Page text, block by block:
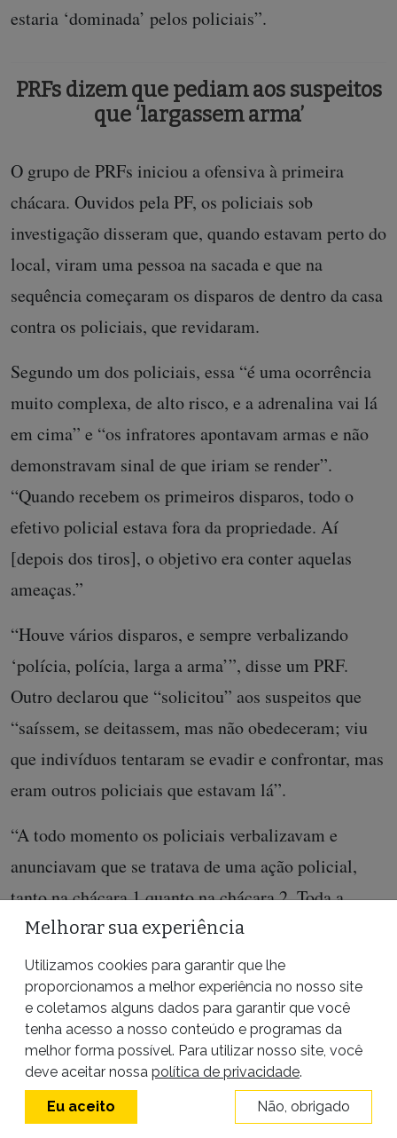
estaria ‘dominada’ pelos policiais”.
PRFs dizem que pediam aos suspeitos
que ‘largassem arma’
O grupo de PRFs iniciou a ofensiva à primeira
chácara. Ouvidos pela PF, os policiais sob
investigação disseram que, quando estavam perto do
local, viram uma pessoa na sacada e que na
sequência começaram os disparos de dentro da casa
contra os policiais, que revidaram.
Segundo um dos policiais, essa “é uma ocorrência
muito complexa, de alto risco, e a adrenalina vai lá
em cima” e “os infratores apontavam armas e não
demonstravam sinal de que iriam se render”.
“Quando recebem os primeiros disparos, todo o
efetivo policial estava fora da propriedade. Aí
[depois dos tiros], o objetivo era conter aquelas
ameaças.”
“Houve vários disparos, e sempre verbalizando
‘polícia, polícia, larga a arma’”, disse um PRF.
Outro declarou que “solicitou” aos suspeitos que
“saíssem, se deitassem, mas não obedeceram; viu
que indivíduos tentaram se evadir e confrontar, mas
eram outros policiais que estavam lá”.
“A todo momento os policiais verbalizavam e
anunciavam que se tratava de uma ação policial,
tanto na chácara 1 quanto na chácara 2. Toda a
equipe da PRF e do Bope estavam com vestes
ostensivas e fardados”, disse outro policial.
Os policiais reforçaram a afirmação de que a
quadrilha era perigosa e estava prestes a lançar
ações criminosas no sul de Minas.
Melhorar sua experiência
Utilizamos cookies para garantir que lhe
proporcionamos a melhor experiência no nosso site
e coletamos alguns dados para garantir que você
tenha acesso a nosso conteúdo e programas da
melhor forma possível. Para utilizar nosso site, você
deve aceitar nossa política de privacidade.
Eu aceito Não, obrigado